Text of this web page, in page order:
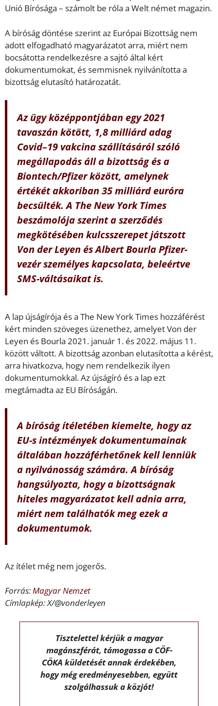
Unió Bírósága – számolt be róla a Welt német magazin.
A bíróság döntése szerint az Európai Bizottság nem
adott elfogadható magyarázatot arra, miért nem
bocsátotta rendelkezésre a sajtó által kért
dokumentumokat, és semmisnek nyilvánította a
bizottság elutasító határozatát.
Az ügy középpontjában egy 2021
tavaszán kötött, 1,8 milliárd adag
Covid–19 vakcina szállításáról szóló
megállapodás áll a bizottság és a
Biontech/Pfizer között, amelynek
értékét akkoriban 35 milliárd euróra
becsülték. A The New York Times
beszámolója szerint a szerződés
megkötésében kulcsszerepet játszott
Von der Leyen és Albert Bourla Pfizer-
vezér személyes kapcsolata, beleértve
SMS-váltásaikat is.
A lap újságírója és a The New York Times hozzáférést
kért minden szöveges üzenethez, amelyet Von der
Leyen és Bourla 2021. január 1. és 2022. május 11.
között váltott. A bizottság azonban elutasította a kérést,
arra hivatkozva, hogy nem rendelkezik ilyen
dokumentumokkal. Az újságíró és a lap ezt
megtámadta az EU Bíróságán.
A bíróság ítéletében kiemelte, hogy az
EU-s intézmények dokumentumainak
általában hozzáférhetőnek kell lenniük
a nyilvánosság számára. A bíróság
hangsúlyozta, hogy a bizottságnak
hiteles magyarázatot kell adnia arra,
miért nem találhatók meg ezek a
dokumentumok.
Az ítélet még nem jogerős.
Forrás:Magyar Nemzet
Címlapkép: X/@vonderleyen
Tisztelettel kérjük a magyar
magánszférát, támogassa a CÖF-
CÖKA küldetését annak érdekében,
hogy még eredményesebben, együtt
szolgálhassuk a közjót!